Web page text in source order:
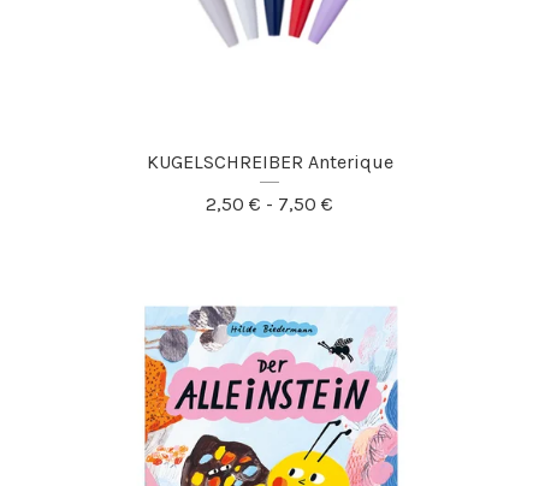
KUGELSCHREIBER Anterique
2,50 € - 7,50 €